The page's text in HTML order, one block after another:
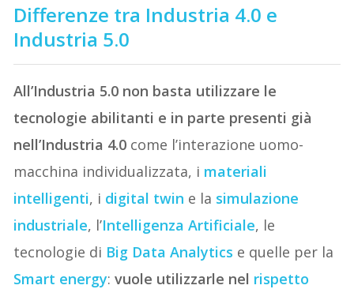
Differenze tra Industria 4.0 e
Industria 5.0
All’Industria 5.0 non basta utilizzare le
tecnologie abilitanti e in parte presenti già
nell’Industria 4.0 come l’interazione uomo-
macchina individualizzata, i materiali
intelligenti, i digital twin e la simulazione
industriale, l’Intelligenza Artificiale, le
tecnologie di Big Data Analytics e quelle per la
Smart energy:vuole utilizzarle nel rispetto